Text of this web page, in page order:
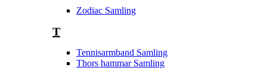
Zodiac Samling
T
Tennisarmband Samling
Thors hammar Samling